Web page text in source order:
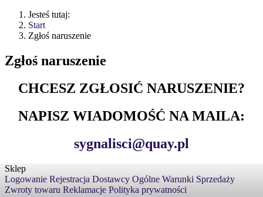
Jesteś tutaj:
Start
Zgłoś naruszenie
Zgłoś naruszenie
CHCESZ ZGŁOSIĆ NARUSZENIE?
NAPISZ WIADOMOŚĆ NA MAILA:
sygnalisci@quay.pl
Sklep
Logowanie Rejestracja Dostawcy Ogólne Warunki Sprzedaży
Zwroty towaru Reklamacje Polityka prywatności